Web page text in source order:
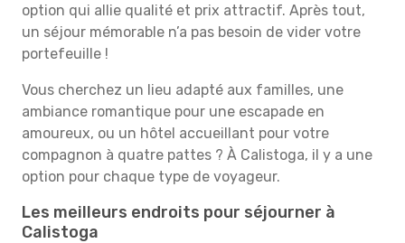
option qui allie qualité et prix attractif. Après tout,
un séjour mémorable n’a pas besoin de vider votre
portefeuille !
Vous cherchez un lieu adapté aux familles, une
ambiance romantique pour une escapade en
amoureux, ou un hôtel accueillant pour votre
compagnon à quatre pattes ? À Calistoga, il y a une
option pour chaque type de voyageur.
Les meilleurs endroits pour séjourner à
Calistoga